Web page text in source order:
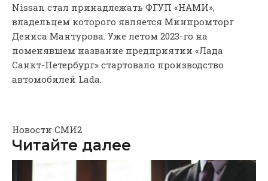
Nissan стал принадлежать ФГУП «НАМИ»,
владельцем которого является Минпромторг
Дениса Мантурова. Уже летом 2023-го на
поменявшем название предприятии «Лада
Санкт-Петербург» стартовало производство
автомобилей Lada.
Новости СМИ2
Читайте далее